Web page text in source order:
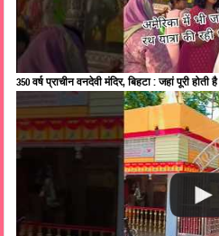
350 वर्ष प्राचीन वनदेवी मंदिर, बिहटा : जहां पूरी होती